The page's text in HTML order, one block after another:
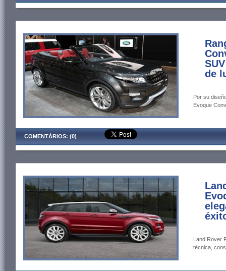
de
Por su
Evoque
COMENTÁRIOS: (0)
Land Rover
técnica,